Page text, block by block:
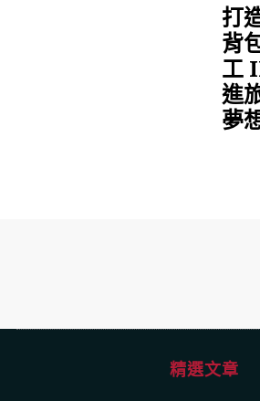
打
背
工
進
夢
精選文章